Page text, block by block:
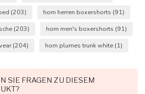
(203) hom herren boxershorts (91)
(203) hom men's boxershorts (91)
(204) hom plumes trunk white (1)
SIE FRAGEN ZU DIESEM